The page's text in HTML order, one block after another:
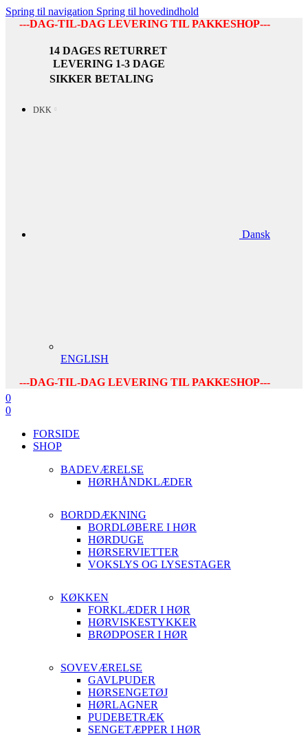
Spring til navigation Spring til hovedindhold
---DAG-TIL-DAG LEVERING TIL PAKKESHOP---
14 DAGES RETURRET
LEVERING 1-3 DAGE
SIKKER BETALING
DKK
Dansk
ENGLISH
---DAG-TIL-DAG LEVERING TIL PAKKESHOP---
0
0
FORSIDE
SHOP
BADEVÆRELSE
HØRHÅNDKLÆDER
BORDDÆKNING
BORDLØBERE I HØR
HØRDUGE
HØRSERVIETTER
VOKSLYS OG LYSESTAGER
KØKKEN
FORKLÆDER I HØR
HØRVISKESTYKKER
BRØDPOSER I HØR
SOVEVÆRELSE
GAVLPUDER
HØRSENGETØJ
HØRLAGNER
PUDEBETRÆK
SENGETÆPPER I HØR